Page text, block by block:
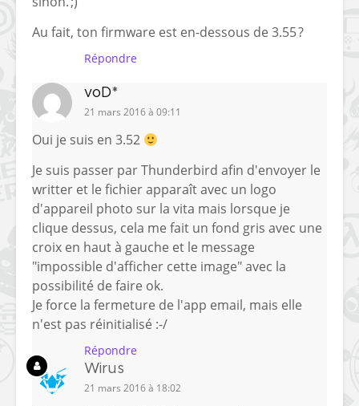
Au fait, ton firmware est en-dessous de 3.55 ?
Répondre
voD*
21 mars 2016 à 09:11
Oui je suis en 3.52
Je suis passer par Thunderbird afin d'envoyer le
writter et le fichier apparaît avec un logo
d'appareil photo sur la vita mais lorsque je
clique dessus, cela me fait un fond gris avec une
croix en haut à gauche et le message
"impossible d'afficher cette image" avec la
possibilité de faire ok.
Je force la fermeture de l'app email, mais elle
n'est pas réinitialisé :-/
Répondre
Wirus
21 mars 2016 à 18:02